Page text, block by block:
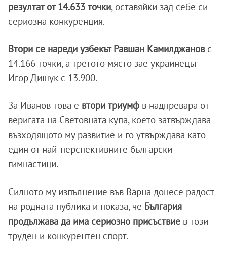
резултат от 14.633 точки, оставяйки зад себе си
сериозна конкуренция.
Втори се нареди узбекът Равшан Камилджановс
14.166 точки, а третото място зае украинецът
Игор Дишук с 13.900.
За Иванов това е втори триумф в надпревара от
веригата на Световната купа, което затвърждава
възходящото му развитие и го утвърждава като
един от най-перспективните български
гимнастици.
Силното му изпълнение във Варна донесе радост
на родната публика и показа, че България
продължава да има сериозно присъствие в този
труден и конкурентен спорт.